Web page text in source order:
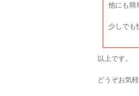
他にも簡
少しでも
以上です。
どうぞお気